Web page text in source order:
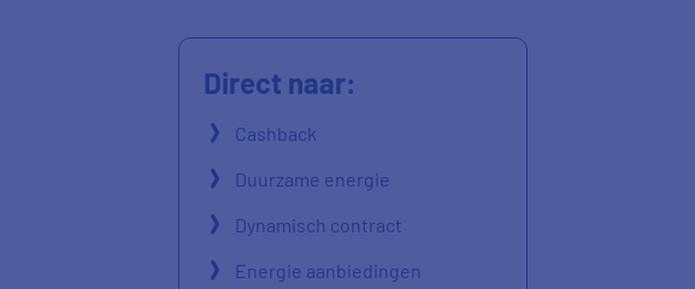
Direct naar:
Cashback
Duurzame energie
Dynamisch contract
Energie aanbiedingen